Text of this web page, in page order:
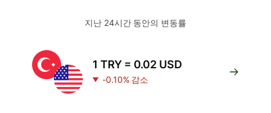
지난 24시간 동안의 변동률
1 TRY = 0.02 USD
-0.10% 감소